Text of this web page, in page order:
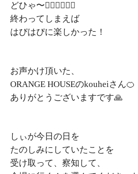
どひゃ〜❤️‍🔥❤️‍🔥❤️‍🔥
終わってしまえば
はぴはぴに楽しかった！
お声かけ頂いた、
ORANGE HOUSEのkouheiさん🍊
ありがとうございますです🙏
しぃが今日の日を
たのしみにしていたことを
受け取って、察知して、